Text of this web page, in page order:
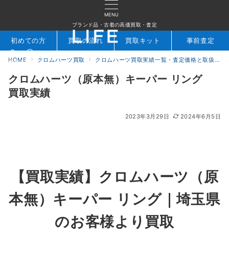
MENU
ブランド品・古着の高価買取・査定
検索 お問合せ
初めての方 買取の流れ 買取キット 事前査定
HOME クロムハーツ買取 クロムハーツ買取実績一覧・査定価格と取扱アイテムを公開｜ブランド買取専門店LIFE
クロムハーツ（原本無）キーパー リング
買取実績
2023年3月29日 2024年6月5日
【買取実績】クロムハーツ（原
本無）キーパー リング｜埼玉県
のお客様より買取